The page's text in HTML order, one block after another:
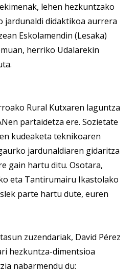
lehen hezkuntzako
jardunaldi didaktikoa aurrera
Eskolamendin (Lesaka)
herriko Udalarekin
Rural Kutxaren laguntza
partaidetza ere. Sozietate
kudeaketa teknikoaren
jardunaldiaren gidaritza
gain hartu ditu. Osotara,
eta Tantirumairu Ikastolako
parte hartu dute, euren
zuzendariak, David Pérez
hezkuntza-dimentsioa
nabarmendu du: